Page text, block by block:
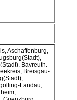
Aschaffenburg,
Bayreuth,
Breisgau-
Landau,